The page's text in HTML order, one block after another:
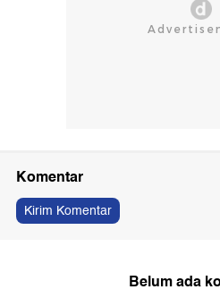
Komentar
Kirim Komentar
Belum ada